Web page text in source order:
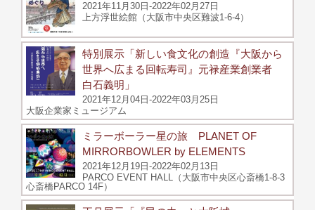
2021年11月30日-2022年02月27日
上方浮世絵館（大阪市中央区難波1-6-4）
特別展示「新しい食文化の創造『大阪から
世界へ広まる回転寿司』元禄産業創業者
白石義明」
2021年12月04日-2022年03月25日
大阪企業家ミュージアム
ミラーボーラー星の旅 PLANET OF
MIRRORBOWLER by ELEMENTS
2021年12月19日-2022年02月13日
PARCO EVENT HALL（大阪市中央区心斎橋1-8-3
心斎橋PARCO 14F）